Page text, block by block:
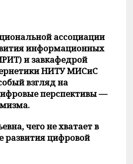
ассоциации
информационных
и завкафедрой
НИТУ МИСиС
взгляд на
перспективы —
чего не хватает в
развития цифровой